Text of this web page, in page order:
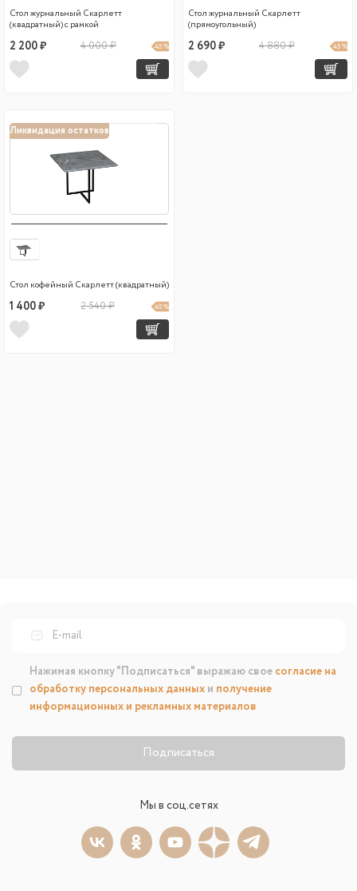
Стол журнальный Скарлетт
(квадратный) с рамкой
2 200 ₽ 4 000 ₽ 45 %
Стол журнальный Скарлетт
(прямоугольный)
2 690 ₽ 4 880 ₽ 45 %
Ликвидация остатков
Стол кофейный Скарлетт (квадратный)
1 400 ₽ 2 540 ₽ 45 %
Подписаться
Нажимая кнопку "Подписаться" выражаю свое согласие на
обработку персональных данных и получение
информационных и рекламных материалов
Мы в соц.сетях